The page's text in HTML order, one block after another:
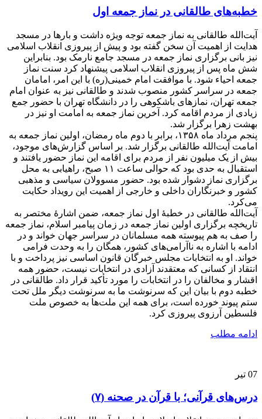
خطبه‌های طالقانی در نماز جمعه اول
آیت‌الله طالقانی به نماز جمعه توجه ویژه داشت و بارها در مسجد
هدایت از اهمیت آن سخن گفته بود و پیش از پیروزی انقلاب اسلامی
نیز بانی برگزاری نماز جمعه در مسجد جامع نارمک بود. بنابراین
شش ماه پس از پیروزی انقلاب اسلامی پیشنهاد کرد سنت نماز
جمعه احیاء شود. با موافقت امام خمینی(ره) با این امر، امامان
جمعه در سراسر کشور منصوب شدند و طالقانی نیز به عنوان امام
جمعه تهران، نمازهای باشکوهی را در دانشگاه تهران با حضور جمع
زیادی از مردم اقامه کرد. آخرین نماز جمعه به امامت او نیز در
بهشت زهرا برگزار شد.
پنجم مرداد ماه ۱۳۵۸، برابر با دوم ماه رمضان، اولین نماز جمعه به
امامت آیت‌الله طالقانی برگزار شد. بر اساس گزارش‌های موجود،
بیش از یک میلیون نفر از مردم برای اقامه این نماز حضور یافتند و
استقبال به حدی بود که حوالی ساعت ۱۱ صبح، راهیابی به محل
برگزاری نماز دشوار شده بود. حضور مسوولان سیاسی و مذهبی
کشور و خبرنگاران داخلی و خارجی از اهمیت این رویداد حکایت
می‌کرد.
آیت‌الله طالقانی در خطبۀ اول نماز جمعه، ضمن اشارۀ مختصر به
تاریخچه برگزاری اولین نماز جمعه در زمان پیامبر اسلام، نماز جمعه
را صف به هم پیوسته همه مسلمانان در سراسر جهان خواند و در
ادامه با اشاره به ناآرامی‌های کشور، همگان را به وحدت فرامی
خواند. او به انتخابات مجلس خبرگان قانون اساسی نیز پرداخت و با
انتقاد از کسانی که معتقدند آزادی در انتخابات نیست، حضور همه
اقشار و مخالفان را در انتخابات را مورد تأکید قرار داد. طالقانی در
خطبه دوم با بیان این که سرنوشت ما به سرنوشت دیگر ملل تحت
ستم پیوند خورده است، برای همه این ملت‌ها به خصوص ملت
فلسطین آرزوی پیروزی کرد.
ادامه مطلب
07 تیر
درس‌های قرآنی؛ با قرآن در صحنه (۷)